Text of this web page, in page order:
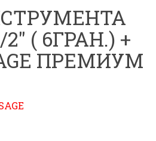
2" ( 6ГРАН.) +
ПРЕМИУМ